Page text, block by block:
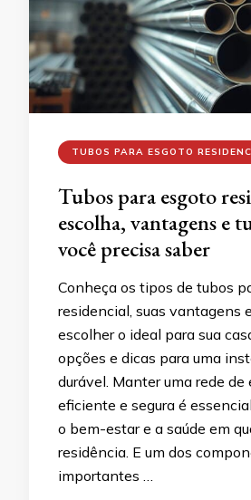
TUBOS PARA ESGOTO
Tubos para esgoto
escolha, vantagens e
você precisa saber
Conheça os tipos de tubos
residencial, suas vantagens
escolher o ideal para sua
opções e dicas para uma
durável. Manter uma rede de
eficiente e segura é
o bem-estar e a saúde em
residência. E um dos
importantes …